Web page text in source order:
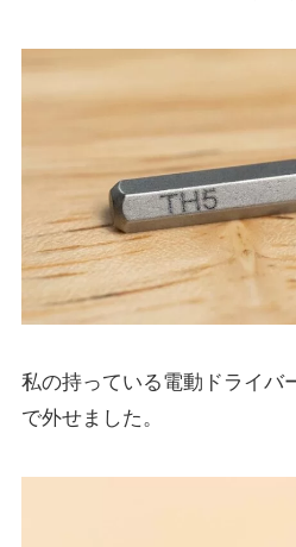
私の持っている電動ドライバ
で外せました。